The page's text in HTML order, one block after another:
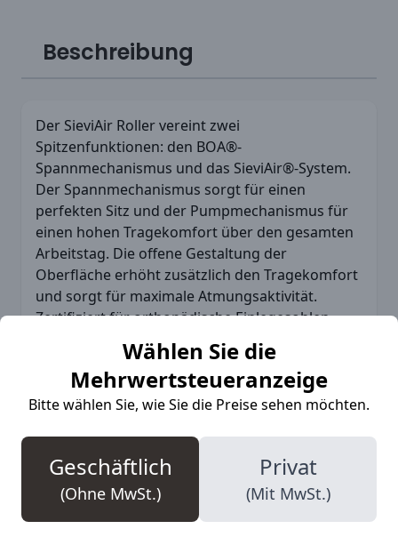
Wählen Sie die
Mehrwertsteueranzeige
Bitte wählen Sie, wie Sie die Preise sehen möchten.
Geschäftlich
(Ohne MwSt.)
Privat
(Mit MwSt.)
Beschreibung
Der SieviAir Roller vereint zwei
Spitzenfunktionen: den BOA®-
Spannmechanismus und das SieviAir®-System.
Der Spannmechanismus sorgt für einen
perfekten Sitz und der Pumpmechanismus für
einen hohen Tragekomfort über den gesamten
Arbeitstag. Die offene Gestaltung der
Oberfläche erhöht zusätzlich den Tragekomfort
und sorgt für maximale Atmungsaktivität.
Zertifiziert für orthopädische Einlegesohlen
SKU
SIE-43-52524-182-92M